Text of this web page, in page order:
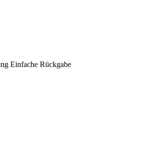
Einfache Rückgabe